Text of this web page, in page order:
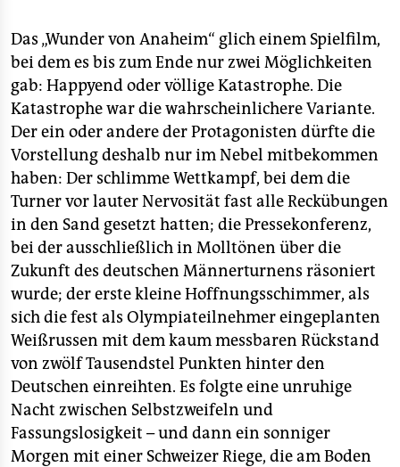
Das „Wunder von Anaheim“ glich einem Spielfilm,
bei dem es bis zum Ende nur zwei Möglichkeiten
gab: Happyend oder völlige Katastrophe. Die
Katastrophe war die wahrscheinlichere Variante.
Der ein oder andere der Protagonisten dürfte die
Vorstellung deshalb nur im Nebel mitbekommen
haben: Der schlimme Wettkampf, bei dem die
Turner vor lauter Nervosität fast alle Reckübungen
in den Sand gesetzt hatten; die Pressekonferenz,
bei der ausschließlich in Molltönen über die
Zukunft des deutschen Männerturnens räsoniert
wurde; der erste kleine Hoffnungsschimmer, als
sich die fest als Olympiateilnehmer eingeplanten
Weißrussen mit dem kaum messbaren Rückstand
von zwölf Tausendstel Punkten hinter den
Deutschen einreihten. Es folgte eine unruhige
Nacht zwischen Selbstzweifeln und
Fassungslosigkeit – und dann ein sonniger
Morgen mit einer Schweizer Riege, die am Boden